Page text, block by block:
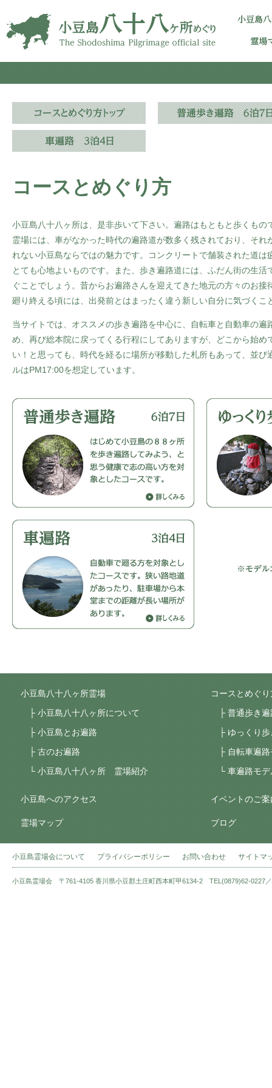
コースとめぐり方
小豆島八十八ヶ所は、是非歩いて下さい。遍路はもともと歩くも
霊場には、車がなかった時代の遍路道が数多く残されており、そ
れない小豆島ならではの魅力です。コンクリートで舗装された道
とても心地よいものです。また、歩き遍路道には、ふだん街の生
ぐことでしょう。昔からお遍路さんを迎えてきた地元の方々のお
廻り終える頃には、出発前とはまったく違う新しい自分に気づくこ
当サイトでは、オススメの歩き遍路を中心に、自転車と自動車の
め、再び総本院に戻ってくる行程にしてありますが、どこから始
い！と思っても、時代を経るに場所が移動した札所もあって、並
ルはPM17:00を想定しています。
小豆島八十八ヶ所霊場
小豆島八十八ヶ所について
小豆島とお遍路
古のお遍路
小豆島八十八ヶ所 霊場紹介
小豆島へのアクセス
霊場マップ
コースとめぐ
普通歩き
ゆっくり
自転車遍
車遍路モ
イベントのご案
ブログ
小豆島霊場会について プライバシーポリシー お問い合わせ サイトマ
小豆島霊場会 〒761-4105 香川県小豆郡土庄町西本町甲6134-2 TEL(0879)62-0227／